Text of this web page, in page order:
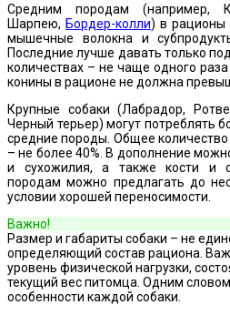
Средним породам (например,
Шарпею, Бордер-колли) в рационы
мышечные волокна и
Последние лучше давать только
количествах – не чаще одного
конины в рационе не должна
Крупные собаки (Лабрадор,
Черный терьер) могут потреблять
средние породы. Общее
– не более 40%. В дополнение
и сухожилия, а также кости и
породам можно предлагать до
условии хорошей переносимости.
Важно!
Размер и габариты собаки – не
определяющий состав рациона.
уровень физической нагрузки,
текущий вес питомца. Одним
особенности каждой собаки.